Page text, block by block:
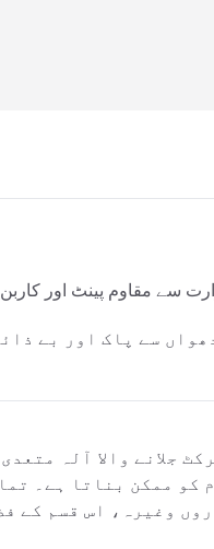
سے مقاوم پینٹ اور
سے پاک اور بے
جلانے والا آلہ
کو ممکن بناتا ہے۔
وغیرہ، اس قسم کے